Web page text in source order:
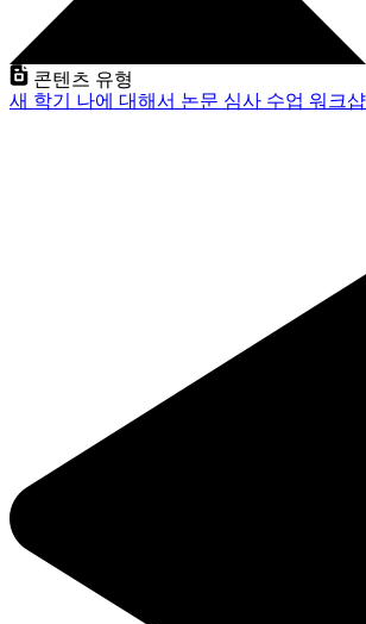
콘텐츠 유형
새 학기 나에 대해서 논문 심사 수업 워크샵